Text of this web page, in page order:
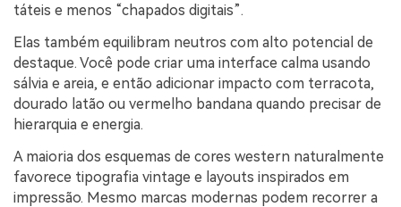
táteis e menos “chapados digitais”.
Elas também equilibram neutros com alto potencial de
destaque. Você pode criar uma interface calma usando
sálvia e areia, e então adicionar impacto com terracota,
dourado latão ou vermelho bandana quando precisar de
hierarquia e energia.
A maioria dos esquemas de cores western naturalmente
favorece tipografia vintage e layouts inspirados em
impressão. Mesmo marcas modernas podem recorrer a